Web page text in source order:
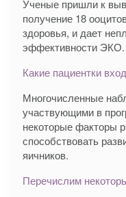
Ученые пришли к
получение 18
здоровья, и дает
эффективности ЭКО.
Какие пациентки
Многочисленные
участвующими в
некоторые факторы
способствовать
яичников.
Перечислим